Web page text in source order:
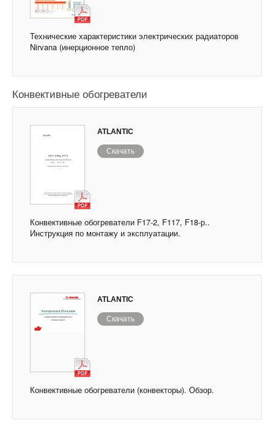
Технические характеристики электрических радиаторов
Nirvana (инерционное тепло)
Конвективные обогреватели
ATLANTIC
Скачать
Конвективные обогреватели F17-2, F117, F18-р..
Инструкция по монтажу и эксплуатации.
ATLANTIC
Скачать
Конвективные обогреватели (конвекторы). Обзор.